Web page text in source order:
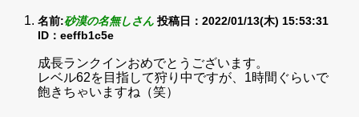
名前:砂漠の名無しさん 投稿日：2022/01/13(木) 15:53:31
ID：eeffb1c5e
成長ランクインおめでとうございます。
レベル62を目指して狩り中ですが、1時間ぐらいで
飽きちゃいますね（笑）